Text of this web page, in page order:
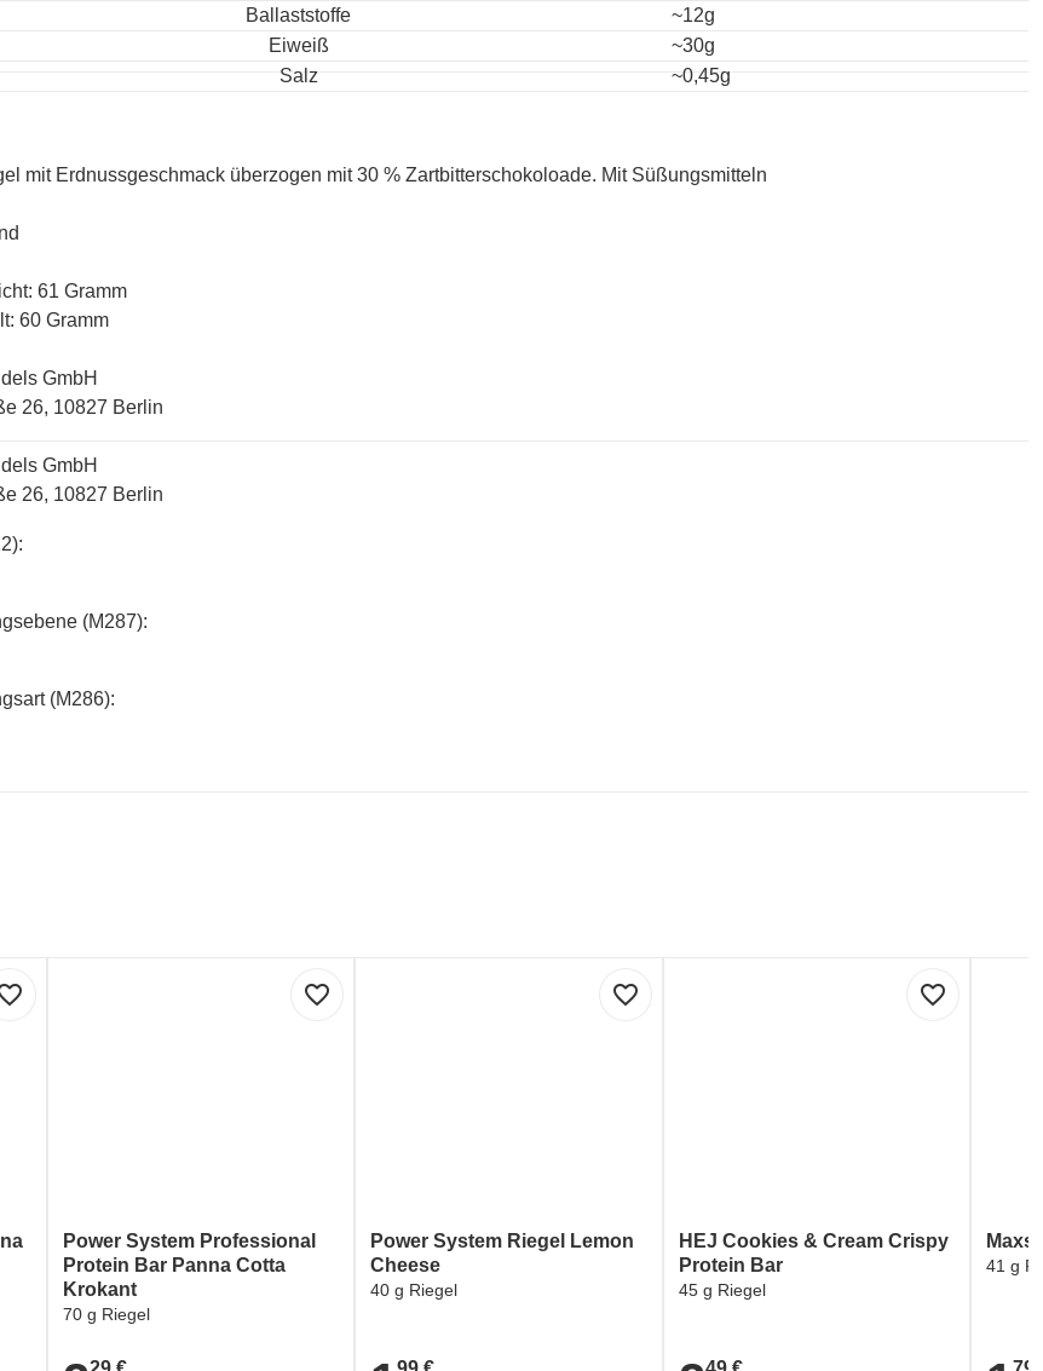
Ballaststoffe
~12g
Eiweiß
~30g
Salz
~0,45g
mit Erdnussgeschmack überzogen mit 30 % Zartbitterschokoloade. Mit Süßungsmitteln
61 Gramm
60 Gramm
GmbH
26, 10827 Berlin
GmbH
26, 10827 Berlin
(M287):
(M286):
favorite_border
Power System Professional
Protein Bar Panna Cotta
Krokant
70 g Riegel
favorite_border
Power System Riegel Lemon
Cheese
40 g Riegel
favorite_border
HEJ Cookies & Cream Crispy
Protein Bar
45 g Riegel
41 g